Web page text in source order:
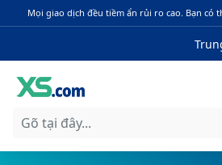
Mọi giao dịch đều tiềm ẩn rủi ro cao. Bạn có